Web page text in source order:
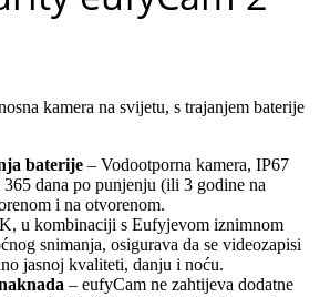
kamera na svijetu, s trajanjem baterije
baterije – Vodootporna kamera, IP67
dana po punjenju (ili 3 godine na
i na otvorenom.
u kombinaciji s Eufyjevom iznimnom
snimanja, osigurava da se videozapisi
jasnoj kvaliteti, danju i noću.
– eufyCam ne zahtijeva dodatne